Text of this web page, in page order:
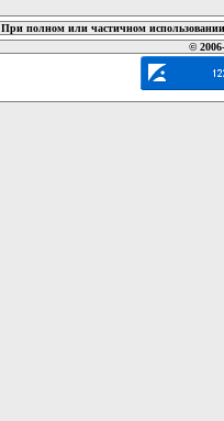
При полном или частичном
©